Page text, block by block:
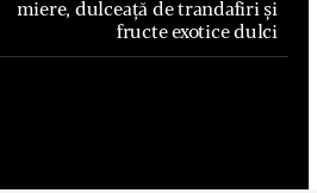
miere, dulceață de trandafiri și
fructe exotice dulci